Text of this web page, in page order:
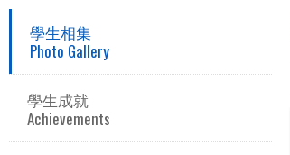
學生相集
Photo Gallery
學生成就
Achievements